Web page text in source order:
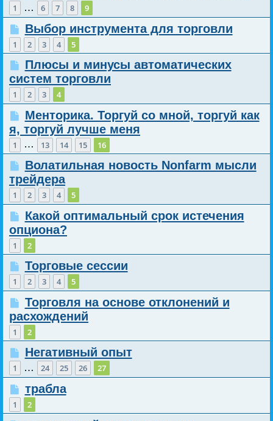
1 … 6 7 8 9
Выбор инструмента для торговли
1 2 3 4 5
Плюсы и минусы автоматических
систем торговли
1 2 3 4
Менторика. Торгуй со мной, торгуй как
я, торгуй лучше меня
1 … 13 14 15 16
Волатильная новость Nonfarm мысли
трейдера
1 2 3 4 5
Какой оптимальный срок истечения
опциона?
1 2
Торговые сессии
1 2 3 4 5
Торговля на основе отклонений и
расхождений
1 2
Негативный опыт
1 … 24 25 26 27
трабла
1 2